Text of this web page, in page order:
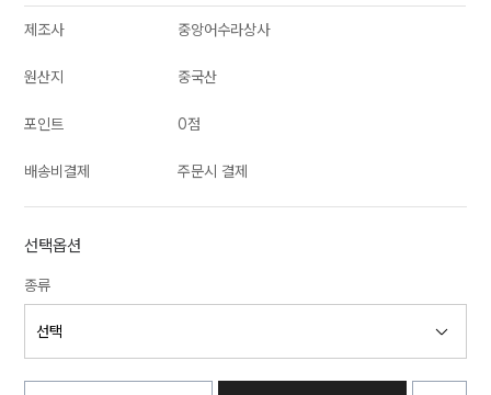
제조사 중앙어수라상사
원산지 중국산
포인트 0점
배송비결제 주문시 결제
선택옵션
종류